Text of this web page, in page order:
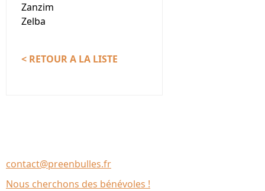
Zanzim
Zelba
< RETOUR A LA LISTE
contact@preenbulles.fr
Nous cherchons des bénévoles !